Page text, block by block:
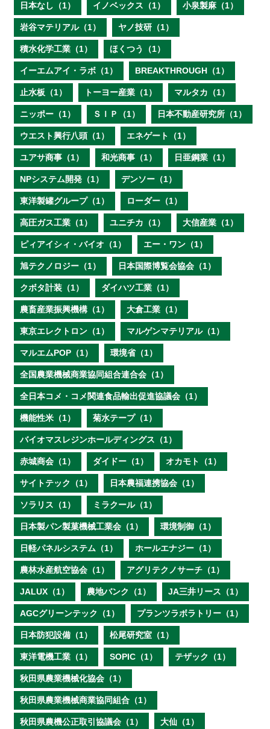
日本なし（1） イノベックス（1） 小泉製麻（1）
岩谷マテリアル（1） ヤノ技研（1）
積水化学工業（1） ほくつう（1）
イーエムアイ・ラボ（1） BREAKTHROUGH（1）
止水板（1） トーヨー産業（1） マルタカ（1）
ニッポー（1） ＳＩＰ（1） 日本不動産研究所（1）
ウエスト興行八頭（1） エネゲート（1）
ユアサ商事（1） 和光商事（1） 日亜鋼業（1）
NPシステム開発（1） デンソー（1）
東洋製罐グループ（1） ローダー（1）
高圧ガス工業（1） ユニチカ（1） 大信産業（1）
ピィアイシィ・バイオ（1） エー・ワン（1）
旭テクノロジー（1） 日本国際博覧会協会（1）
クボタ計装（1） ダイハツ工業（1）
農畜産業振興機構（1） 大倉工業（1）
東京エレクトロン（1） マルゲンマテリアル（1）
マルエムPOP（1） 環境省（1）
全国農業機械商業協同組合連合会（1）
全日本コメ・コメ関連食品輸出促進協議会（1）
機能性米（1） 菊水テープ（1）
バイオマスレジンホールディングス（1）
赤城商会（1） ダイドー（1） オカモト（1）
サイトテック（1） 日本農福連携協会（1）
ソラリス（1） ミラクール（1）
日本製パン製菓機械工業会（1） 環境制御（1）
日軽パネルシステム（1） ホールエナジー（1）
農林水産航空協会（1） アグリテクノサーチ（1）
JALUX（1） 農地バンク（1） JA三井リース（1）
AGCグリーンテック（1） プランツラボラトリー（1）
日本防犯設備（1） 松尾研究室（1）
東洋電機工業（1） SOPIC（1） テザック（1）
秋田県農業機械化協会（1）
秋田県農業機械商業協同組合（1）
秋田県農機公正取引協議会（1） 大仙（1）